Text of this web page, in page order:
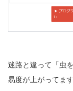
迷路と違って「虫
易度が上がってます